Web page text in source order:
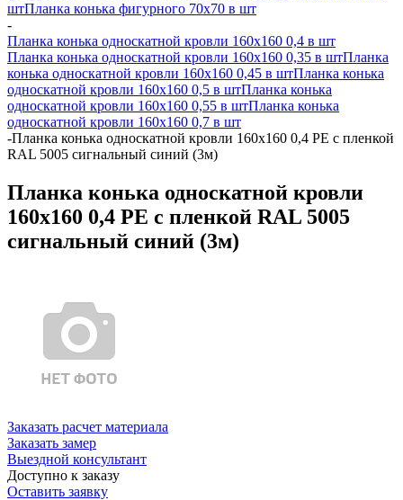
штПланка конька фигурного 70x70 в шт
-
Планка конька односкатной кровли 160х160 0,4 в шт
Планка конька односкатной кровли 160х160 0,35 в штПланка
конька односкатной кровли 160х160 0,45 в штПланка конька
односкатной кровли 160х160 0,5 в штПланка конька
односкатной кровли 160х160 0,55 в штПланка конька
односкатной кровли 160х160 0,7 в шт
-Планка конька односкатной кровли 160x160 0,4 PE с пленкой
RAL 5005 сигнальный синий (3м)
Планка конька односкатной кровли
160x160 0,4 PE с пленкой RAL 5005
сигнальный синий (3м)
Заказать расчет материала
Заказать замер
Выездной консультант
Доступно к заказу
Оставить заявку